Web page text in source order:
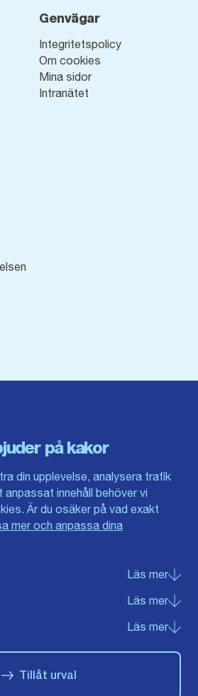
på kakor
din upplevelse, analysera trafik
innehåll behöver vi
Är du osäker på vad exakt
mer och anpassa dina
Läs merom
Läs merom
Läs merom
Tillåt urval
Genvägar
Integritetspolicy
Om cookies
Mina sidor
Intranätet
Värmlands län
Västerbotten
Västra Götaland
Västernorrland
Västmanland
Örebro län
medier